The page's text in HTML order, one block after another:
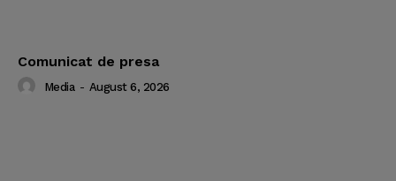
Comunicat de presa
Media - August 6, 2026